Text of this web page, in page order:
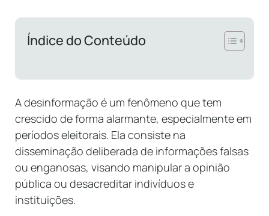
Índice do Conteúdo
A desinformação é um fenômeno que tem
crescido de forma alarmante, especialmente em
períodos eleitorais. Ela consiste na
disseminação deliberada de informações falsas
ou enganosas, visando manipular a opinião
pública ou desacreditar indivíduos e
instituições.